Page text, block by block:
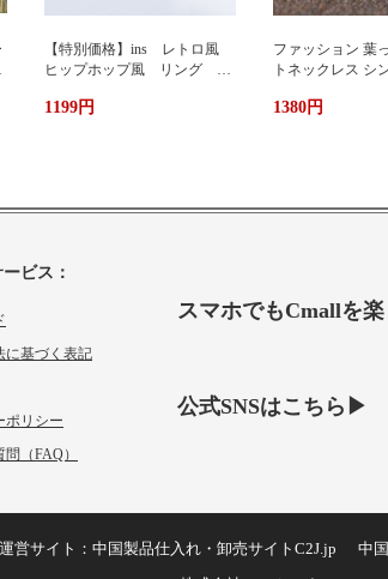
【特別価格】ins レトロ風
ヒップホップ風 リング シ
ン 個性 s 925純銀 オーダ
1199円
ファッション 葉
トネックレス シ
レディースファッ
1380円
ビス：
に基づく表記
ポリシー
（FAQ）
スマホでもCmallを楽
公式SNSはこちら▶
営サイト： 中国製品仕入れ・卸売サイトC2J.jp
中